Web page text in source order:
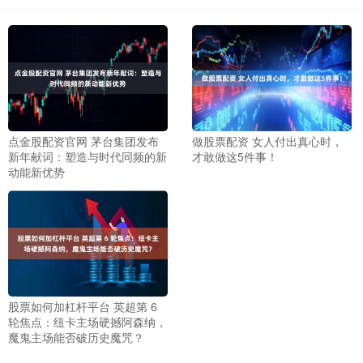
点金股配资官网 茅台集团发布
新年献词：塑造与时代同频的新
动能新优势
做股票配资 女人付出真心时，
才敢做这5件事！
股票如何加杠杆平台 英超第 6
轮焦点：纽卡主场硬撼阿森纳，
魔鬼主场能否破历史魔咒？